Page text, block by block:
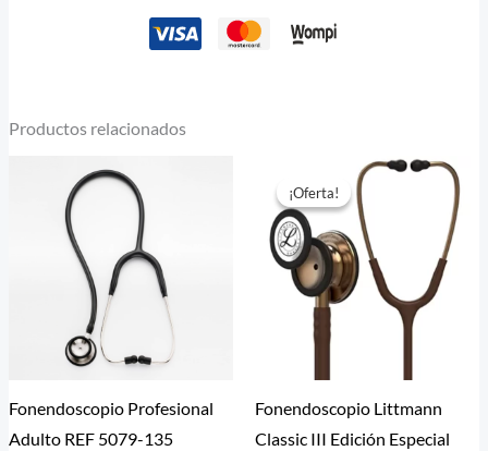
Productos relacionados
Fonendoscopio Profesional
Adulto REF 5079-135
¡Oferta!
¡Oferta!
Fonendoscopio Littmann
Classic III Edición Especial
Rango
precios:
$ 650.930
hasta
$ 749.700